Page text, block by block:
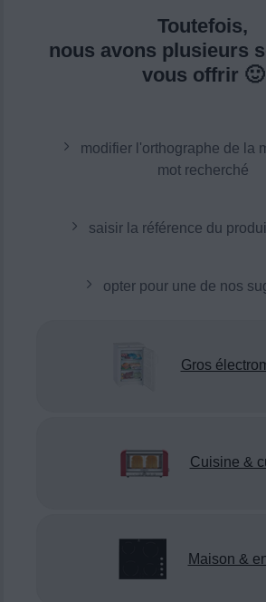
Toutefois,
nous avons plusieurs
vous offrir 🙂
modifier l'orthographe de la
mot recherché
saisir la référence du
opter pour une de nos
Gros
Cuisine &
Maison &